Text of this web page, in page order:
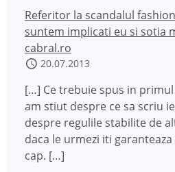
Referitor la scandalul
suntem implicati eu si sotia
cabral.ro
20.07.2013
[…] Ce trebuie spus in
am stiut despre ce sa scriu
despre regulile stabilite de
daca le urmezi iti
cap. […]